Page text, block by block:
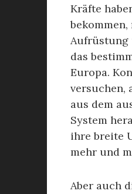
Kräfte
Aufrüstung
das
Europa.
versuchen,
aus dem
System
ihre breite
mehr und
Aber auch